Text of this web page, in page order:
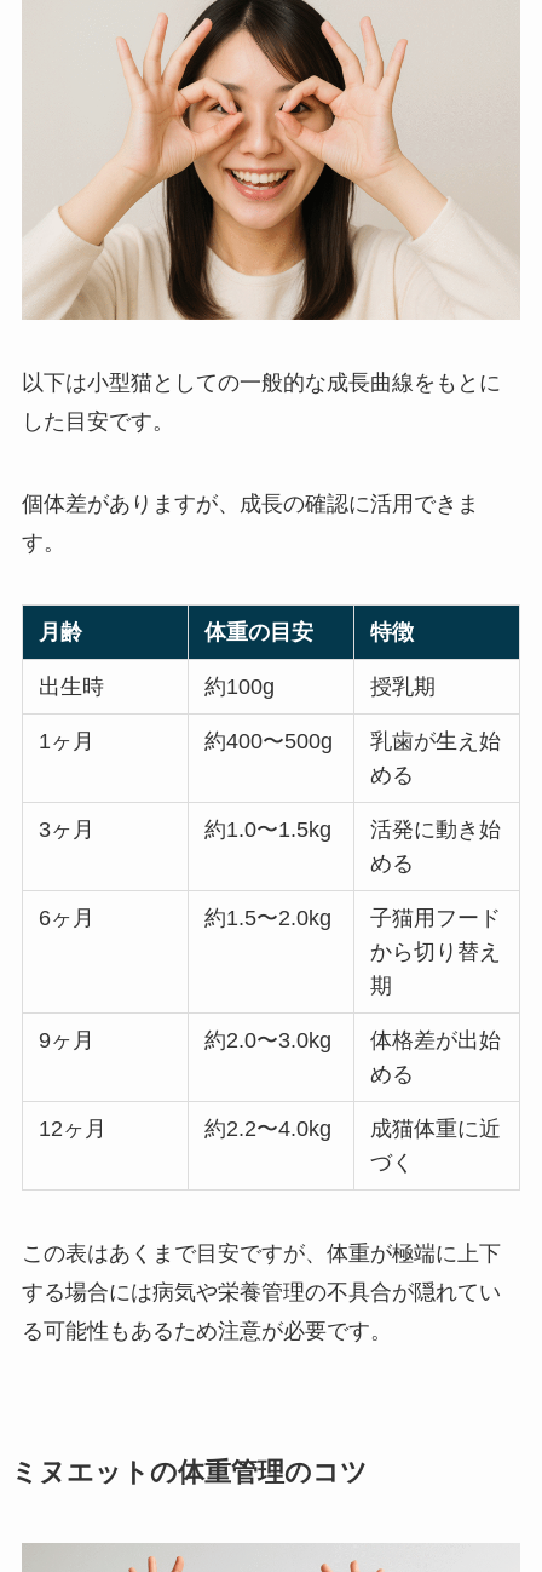
以下は小型猫としての一般的な成長曲線をもとに
した目安です。
個体差がありますが、成長の確認に活用できま
す。
月齢 体重の目安 特徴
出生時 約100g 授乳期
1ヶ月 約400〜500g
乳歯が生え始
める
3ヶ月 約1.0〜1.5kg
活発に動き始
める
6ヶ月 約1.5〜2.0kg
子猫用フード
から切り替え
期
9ヶ月 約2.0〜3.0kg
体格差が出始
める
12ヶ月 約2.2〜4.0kg
成猫体重に近
づく
この表はあくまで目安ですが、体重が極端に上下
する場合には病気や栄養管理の不具合が隠れてい
る可能性もあるため注意が必要です。
ミヌエットの体重管理のコツ